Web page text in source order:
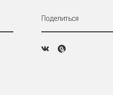
Поделиться